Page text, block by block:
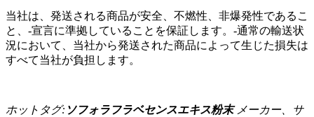
当社は、発送される商品が安全、不燃性、非爆発性であるこ
と、-宣言に準拠していることを保証します。-通常の輸送状
況において、当社から発送された商品によって生じた損失は
すべて当社が負担します。
ホットタグ: ソフォラフラベセンスエキス粉末 メーカー、サ